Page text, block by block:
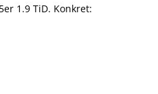
1.9 TiD. Konkret: